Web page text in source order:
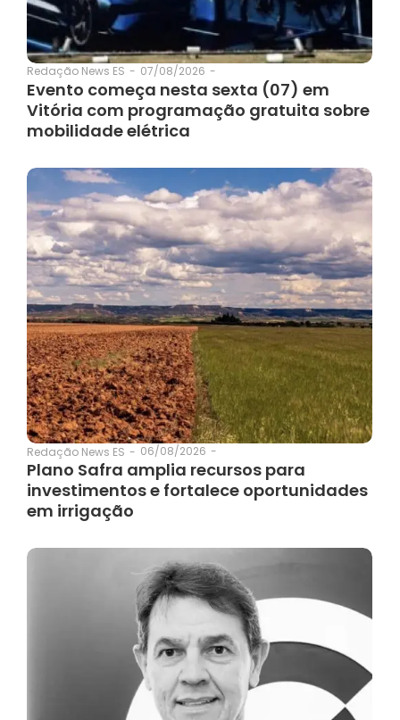
Redação News ES - 07/08/2026 -
Evento começa nesta sexta (07) em
Vitória com programação gratuita sobre
mobilidade elétrica
Redação News ES - 06/08/2026 -
Plano Safra amplia recursos para
investimentos e fortalece oportunidades
em irrigação